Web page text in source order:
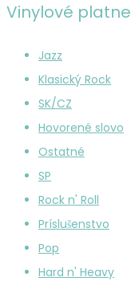
Vinylové platne
Jazz
Klasický Rock
SK/CZ
Hovorené slovo
Ostatné
SP
Rock n' Roll
Príslušenstvo
Pop
Hard n' Heavy